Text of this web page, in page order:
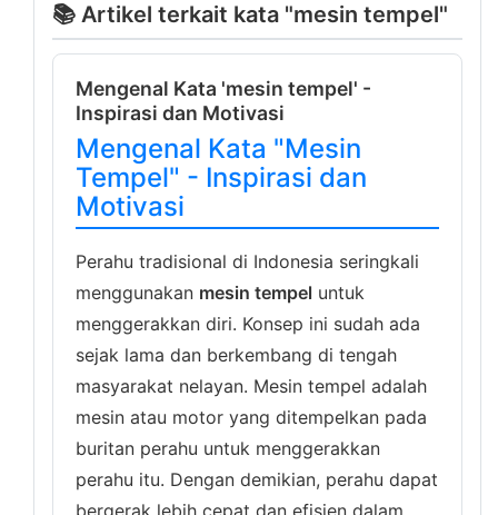
📚 Artikel terkait kata "mesin tempel"
Mengenal Kata 'mesin tempel' -
Inspirasi dan Motivasi
Mengenal Kata "Mesin
Tempel" - Inspirasi dan
Motivasi
Perahu tradisional di Indonesia seringkali
menggunakan mesin tempel untuk
menggerakkan diri. Konsep ini sudah ada
sejak lama dan berkembang di tengah
masyarakat nelayan. Mesin tempel adalah
mesin atau motor yang ditempelkan pada
buritan perahu untuk menggerakkan
perahu itu. Dengan demikian, perahu dapat
bergerak lebih cepat dan efisien dalam